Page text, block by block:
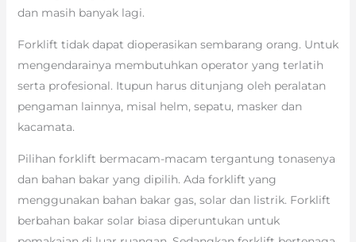
dan masih banyak lagi.
Forklift tidak dapat dioperasikan sembarang orang. Untuk
mengendarainya membutuhkan operator yang terlatih
serta profesional. Itupun harus ditunjang oleh peralatan
pengaman lainnya, misal helm, sepatu, masker dan
kacamata.
Pilihan forklift bermacam-macam tergantung tonasenya
dan bahan bakar yang dipilih. Ada forklift yang
menggunakan bahan bakar gas, solar dan listrik. Forklift
berbahan bakar solar biasa diperuntukan untuk